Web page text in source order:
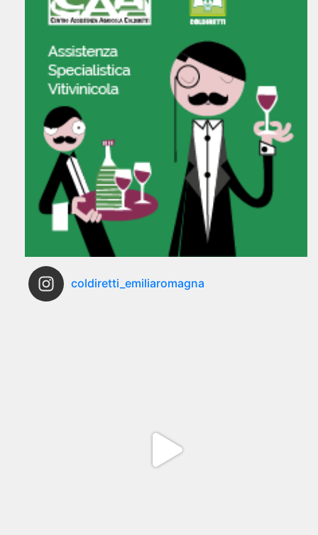
coldiretti_emiliaromagna